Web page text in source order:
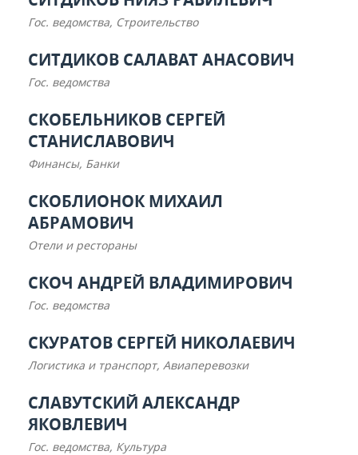
Гос. ведомства, Строительство
СИТДИКОВ САЛАВАТ АНАСОВИЧ
Гос. ведомства
СКОБЕЛЬНИКОВ СЕРГЕЙ
СТАНИСЛАВОВИЧ
Финансы, Банки
СКОБЛИОНОК МИХАИЛ
АБРАМОВИЧ
Отели и рестораны
СКОЧ АНДРЕЙ ВЛАДИМИРОВИЧ
Гос. ведомства
СКУРАТОВ СЕРГЕЙ НИКОЛАЕВИЧ
Логистика и транспорт, Авиаперевозки
СЛАВУТСКИЙ АЛЕКСАНДР
ЯКОВЛЕВИЧ
Гос. ведомства, Культура